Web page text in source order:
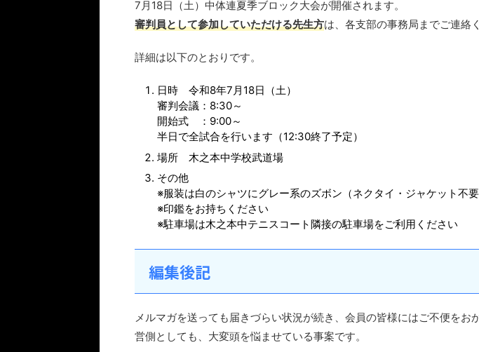
7月18日（土）中体連夏季ブロック大会が開催されます。
審判員として参加していただける先生方は、各支部の事務局までご連絡
詳細は以下のとおりです。
日時 令和8年7月18日（土）
審判会議：8:30～
開始式 ：9:00～
半日で全試合を行います（12:30終了予定）
場所 木之本中学校武道場
その他
※服装は白のシャツにグレー系のズボン（ネクタイ・ジャケット不要
※印鑑をお持ちください
※駐車場は木之本中テニスコート隣接の駐車場をご利用ください
編集後記
メルマガを送っても届きづらい状況が続き、会員の皆様にはご不便をお
営側としても、大変頭を悩ませている事案です。